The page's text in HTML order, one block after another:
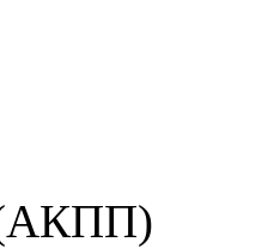
(АКПП)